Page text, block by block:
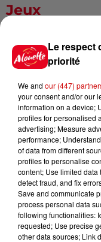
Jeux
Le
de
Le respect
priorité
We and our (447)
your consent and/or our
information on a device;
profiles for personalised
advertising; Measure
performance;
of data from different
profiles to personalise
content; Use limited data
detect fraud, and fix
Save and communicate
process personal data
following functionalities:
requested; Use precise
other data sources; Link